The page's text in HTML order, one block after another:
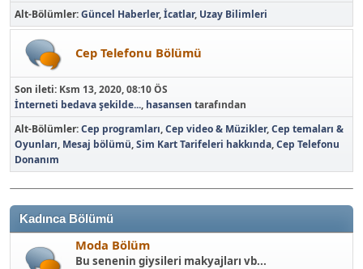
Alt-Bölümler Güncel Haberler İcatlar Uzay Bilimleri
Cep Telefonu Bölümü
Son ileti: Ksm 13, 2020, 08:10 ÖS
İnterneti bedava şekilde..., hasansen tarafından
Alt-Bölümler Cep programları Cep video & Müzikler Cep temaları &
Oyunları Mesaj bölümü Sim Kart Tarifeleri hakkında Cep Telefonu
Donanım
Kadınca Bölümü
Moda Bölüm
Bu senenin giysileri makyajları vb...